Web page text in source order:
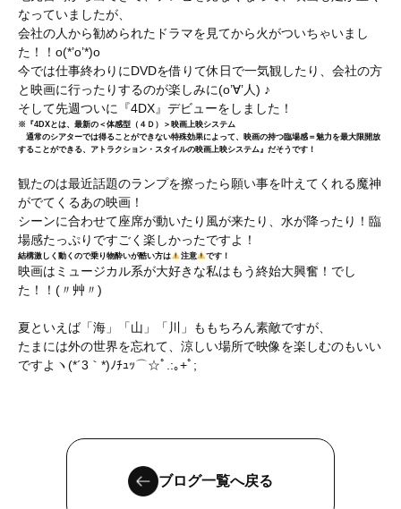
なっていましたが、
会社の人から勧められたドラマを見てから火がついちゃいまし
た！！o(*’o’*)o
今では仕事終わりにDVDを借りて休日で一気観したり、会社の方
と映画に行ったりするのが楽しみに(o’∀’人) ♪
そして先週ついに『4DX』デビューをしました！
※『4DXとは、最新の＜体感型（４Ｄ）＞映画上映システム
通常のシアターでは得ることができない特殊効果によって、映画の持つ臨場感＝魅力を最大限開放
することができる、アトラクション・スタイルの映画上映システム』だそうです！
観たのは最近話題のランプを擦ったら願い事を叶えてくれる魔神
がでてくるあの映画！
シーンに合わせて座席が動いたり風が来たり、水が降ったり！臨
場感たっぷりですごく楽しかったですよ！
結構激しく動くので乗り物酔いが酷い方は 注意 です！
映画はミュージカル系が大好きな私はもう終始大興奮！でし
た！！(〃艸〃)
夏といえば「海」「山」「川」ももちろん素敵ですが、
たまには外の世界を忘れて、涼しい場所で映像を楽しむのもいい
ですよヽ(*´3｀*)ﾉﾁｭｯ⌒☆ﾟ.:｡+ﾟ;
ブログ一覧へ戻る